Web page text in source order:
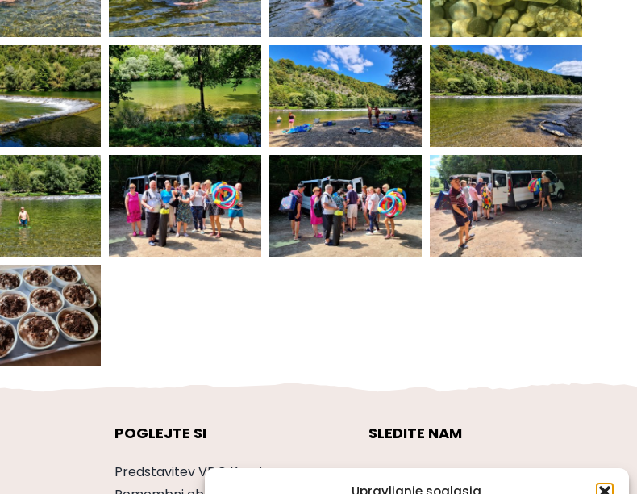
POGLEJTE SI
Predstavitev VDC Kranj
SLEDITE NAM